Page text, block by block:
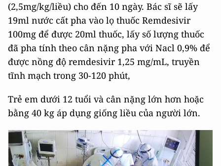
(2,5mg/kg/liều) cho đến 10 ngày. Bác sĩ sẽ lấy
19ml nước cất pha vào lọ thuốc Remdesivir
100mg để được 20ml thuốc, lấy số lượng thuốc
đã pha tính theo cân nặng pha với Nacl 0,9% để
được nồng độ remdesivir 1,25 mg/mL, truyền
tĩnh mạch trong 30-120 phút,
Trẻ em dưới 12 tuổi và cân nặng lớn hơn hoặc
bằng 40 kg áp dụng giống liều của người lớn.